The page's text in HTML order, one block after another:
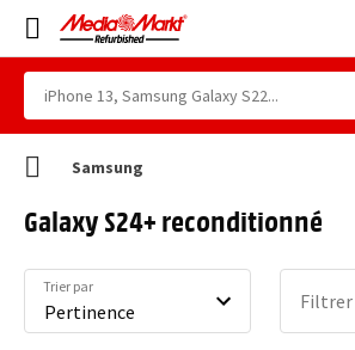
Samsung
Galaxy S24+ reconditionné
Trier par
Filtrer